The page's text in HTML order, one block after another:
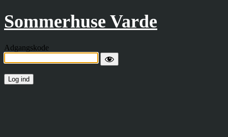
Sommerhuse Varde
Adgangskode